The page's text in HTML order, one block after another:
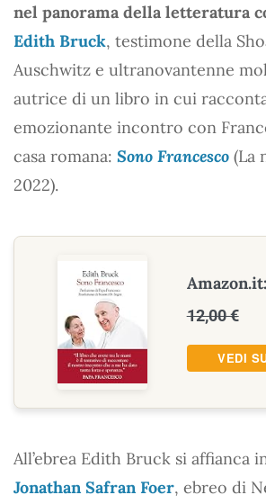
nel panorama della letteratura
Edith Bruck, testimone della
Auschwitz e ultranovantenne
autrice di un libro in cui
emozionante incontro con
casa romana: Sono Francesco (La
2022).
12,00 €
VEDI
All’ebrea Edith Bruck si affianca
Jonathan Safran Foer, ebreo di